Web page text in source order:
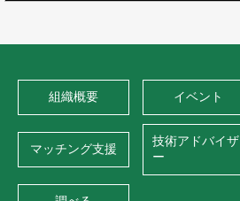
組織概要 イベント
マッチング支援
技術アドバイザ
ー